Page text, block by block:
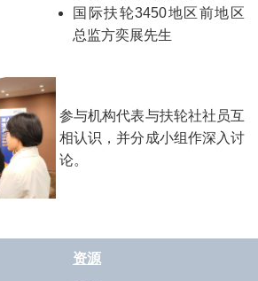
国际扶轮3450地区前地区
总监方奕展先生
参与机构代表与扶轮社社员互
相认识，并分成小组作深入讨
论。
资源